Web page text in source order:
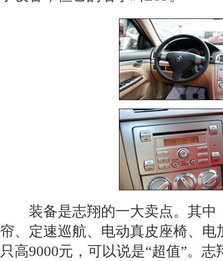
装备是志翔的一大卖点。其中
帘、定速巡航、电动真皮座椅、电
只高9000元，可以说是“超值”。 志